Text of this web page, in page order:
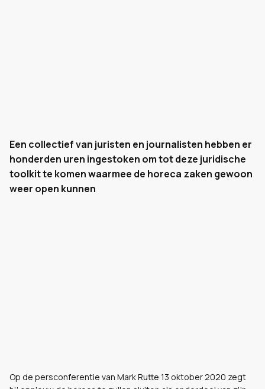
Een collectief van juristen en journalisten hebben er
honderden uren ingestoken om tot deze juridische
toolkit te komen waarmee de horeca zaken gewoon
weer open kunnen
Op de persconferentie van Mark Rutte 13 oktober 2020 zegt